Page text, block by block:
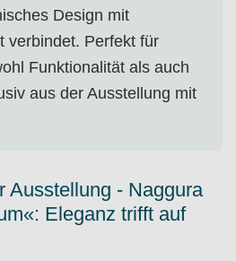
Design mit
verbindet. Perfekt für
Funktionalität als auch
aus der Ausstellung mit
Ausstellung - Naggura
Eleganz trifft auf